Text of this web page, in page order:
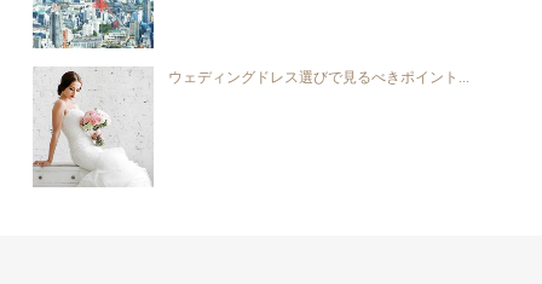
ウェディングドレス選びで見るべきポイント...